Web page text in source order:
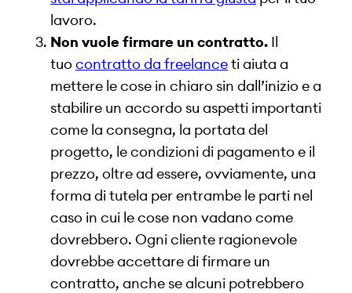
lavoro.
Non vuole firmare un contratto. Il
tuocontratto da freelanceti aiuta a
mettere le cose in chiaro sin dall’inizio e a
stabilire un accordo su aspetti importanti
come la consegna, la portata del
progetto, le condizioni di pagamento e il
prezzo, oltre ad essere, ovviamente, una
forma di tutela per entrambe le parti nel
caso in cui le cose non vadano come
dovrebbero. Ogni cliente ragionevole
dovrebbe accettare di firmare un
contratto, anche se alcuni potrebbero